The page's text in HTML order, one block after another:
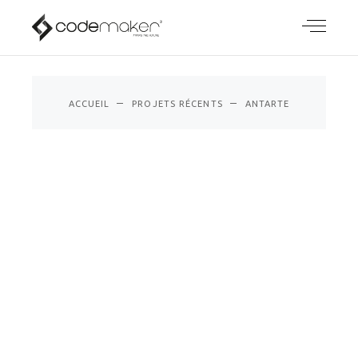
ANTARTE
ACCUEIL PROJETS RÉCENTS ANTARTE